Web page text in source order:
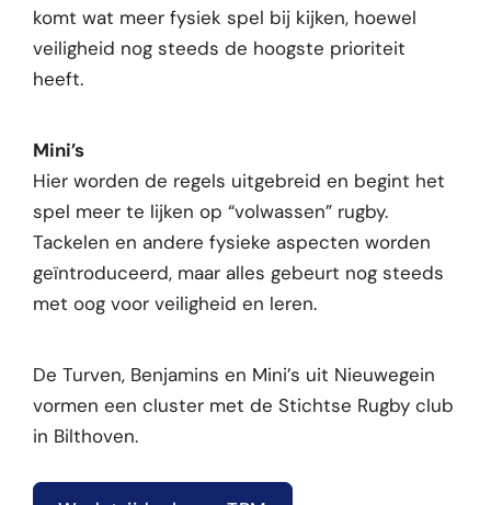
komt wat meer fysiek spel bij kijken, hoewel
veiligheid nog steeds de hoogste prioriteit
heeft.
Mini’s
Hier worden de regels uitgebreid en begint het
spel meer te lijken op “volwassen” rugby.
Tackelen en andere fysieke aspecten worden
geïntroduceerd, maar alles gebeurt nog steeds
met oog voor veiligheid en leren.
De Turven, Benjamins en Mini’s uit Nieuwegein
vormen een cluster met de Stichtse Rugby club
in Bilthoven.